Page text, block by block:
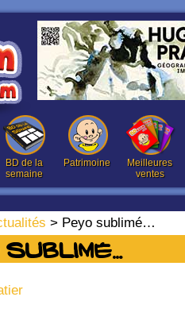
BD de la
semaine
Patrimoine
Meilleures
ventes
> Peyo sublimé…